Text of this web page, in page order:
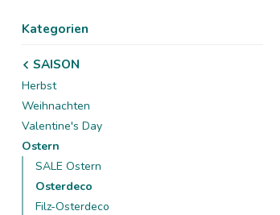
Kategorien
SAISON
Herbst
Weihnachten
Valentine's Day
Ostern
SALE Ostern
Osterdeco
Filz-Osterdeco